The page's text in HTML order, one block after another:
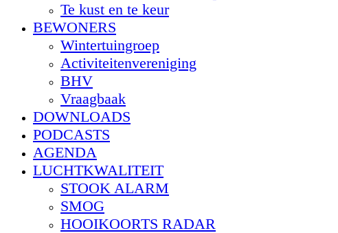
Te kust en te keur
BEWONERS
Wintertuingroep
Activiteitenvereniging
BHV
Vraagbaak
DOWNLOADS
PODCASTS
AGENDA
LUCHTKWALITEIT
STOOK ALARM
SMOG
HOOIKOORTS RADAR